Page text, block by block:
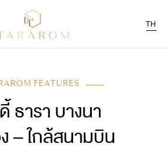
TH
FEATURES
ธารา บางนา
– ใกล้สนามบิน